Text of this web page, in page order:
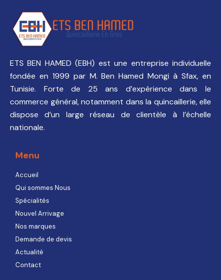
ETS BEN HAMED (EBH) est une entreprise individuelle
fondée en 1999 par M. Ben Hamed Mongi à Sfax, en
Tunisie. Forte de 25 ans d’expérience dans le
commerce général, notamment dans la quincaillerie, elle
dispose d’un large réseau de clientèle à l’échelle
nationale.
Menu
Accueil
Qui sommes Nous
Spécialités
Nouvel Arrivage
Nos marques
Demande de devis
Actualité
Contact